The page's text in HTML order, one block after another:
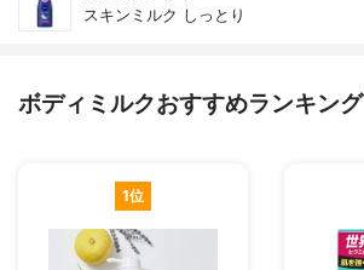
スキンミルク しっとり
ボディミルクおすすめランキング
1位